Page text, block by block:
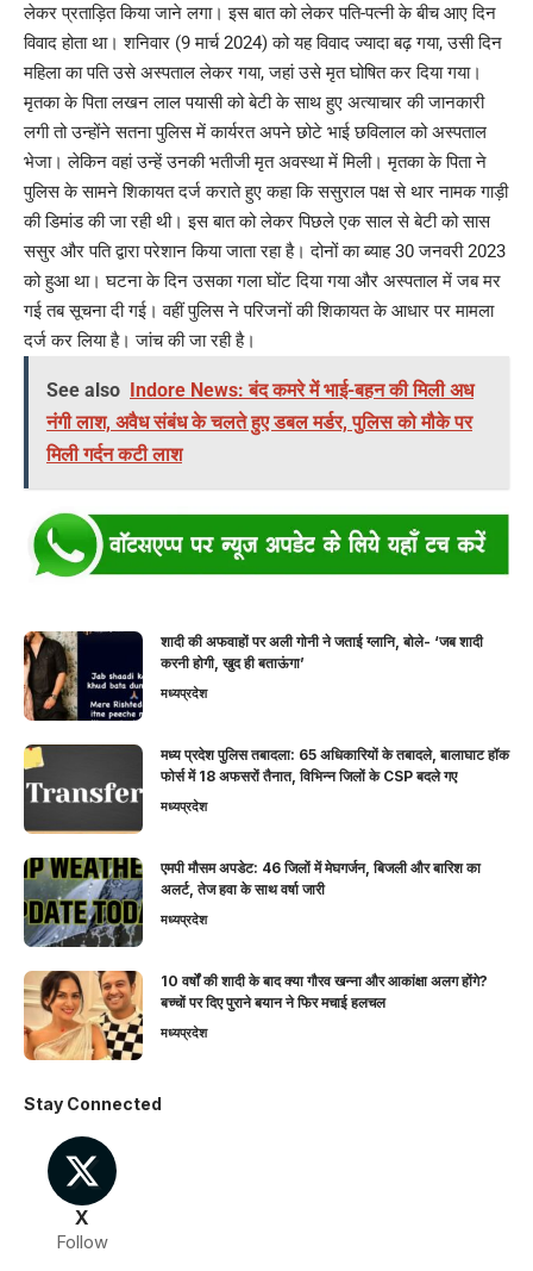
लेकर प्रताड़ित किया जाने लगा। इस बात को लेकर पति-पत्नी के बीच आए दिन
विवाद होता था। शनिवार (9 मार्च 2024) को यह विवाद ज्यादा बढ़ गया, उसी दिन
महिला का पति उसे अस्पताल लेकर गया, जहां उसे मृत घोषित कर दिया गया।
मृतका के पिता लखन लाल पयासी को बेटी के साथ हुए अत्याचार की जानकारी
लगी तो उन्होंने सतना पुलिस में कार्यरत अपने छोटे भाई छविलाल को अस्पताल
भेजा। लेकिन वहां उन्हें उनकी भतीजी मृत अवस्था में मिली। मृतका के पिता ने
पुलिस के सामने शिकायत दर्ज कराते हुए कहा कि ससुराल पक्ष से थार नामक गाड़ी
की डिमांड की जा रही थी। इस बात को लेकर पिछले एक साल से बेटी को सास
ससुर और पति द्वारा परेशान किया जाता रहा है। दोनों का ब्याह 30 जनवरी 2023
को हुआ था। घटना के दिन उसका गला घोंट दिया गया और अस्पताल में जब मर
गई तब सूचना दी गई। वहीं पुलिस ने परिजनों की शिकायत के आधार पर मामला
दर्ज कर लिया है। जांच की जा रही है।
See also Indore News: बंद कमरे में भाई-बहन की मिली अध
नंगी लाश, अवैध संबंध के चलते हुए डबल मर्डर, पुलिस को मौके पर
मिली गर्दन कटी लाश
शादी की अफवाहों पर अली गोनी ने जताई ग्लानि, बोले- ‘जब शादी
करनी होगी, खुद ही बताऊंगा’
मध्यप्रदेश
मध्य प्रदेश पुलिस तबादला: 65 अधिकारियों के तबादले, बालाघाट हॉक
फोर्स में 18 अफसरों तैनात, विभिन्न जिलों के CSP बदले गए
मध्यप्रदेश
एमपी मौसम अपडेट: 46 जिलों में मेघगर्जन, बिजली और बारिश का
अलर्ट, तेज हवा के साथ वर्षा जारी
मध्यप्रदेश
10 वर्षों की शादी के बाद क्या गौरव खन्ना और आकांक्षा अलग होंगे?
बच्चों पर दिए पुराने बयान ने फिर मचाई हलचल
मध्यप्रदेश
Stay Connected
X
Follow